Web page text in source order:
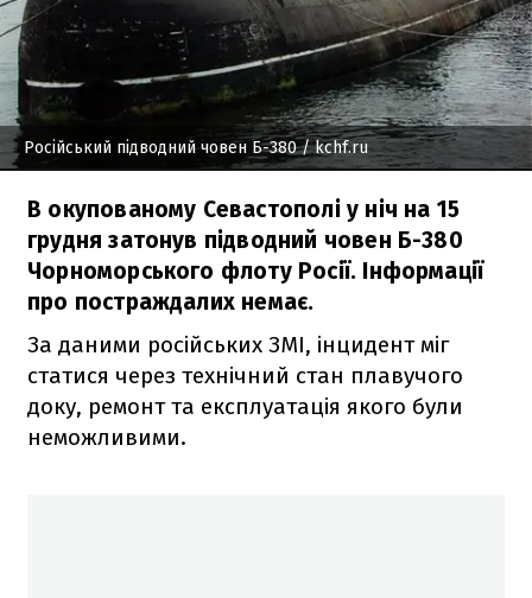
Російський підводний човен Б-380/ kchf.ru
В окупованому Севастополі у ніч на 15
грудня затонув підводний човен Б-380
Чорноморського флоту Росії. Інформації
про постраждалих немає.
За даними російських ЗМІ, інцидент міг
статися через технічний стан плавучого
доку, ремонт та експлуатація якого були
неможливими.